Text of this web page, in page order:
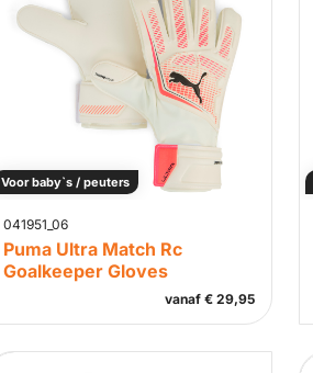
Voor baby`s / peuters
041951_06
Puma Ultra Match Rc
Goalkeeper Gloves
vanaf € 29,95